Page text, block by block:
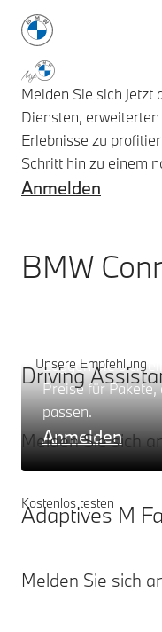
Melden Sie sich jetzt
Diensten,
Erlebnisse zu
Schritt hin zu einem
Anmelden
BMW
Loggen Sie sich
Preise für Pakete,
passen.
Anmelden
Unsere Empfehlung
Driving
Melden Sie sich
Kostenlos testen
Adaptives M
Melden Sie sich